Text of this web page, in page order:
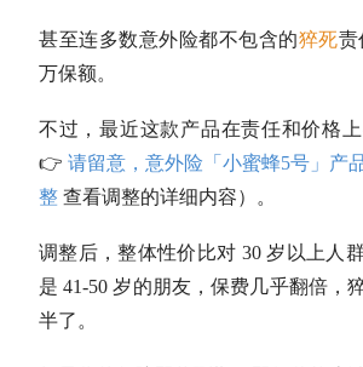
甚至连多数意外险都不包含的猝死责
万保额。
不过，最近这款产品在责任和价格
👉 请留意，意外险「小蜜蜂5号」产
整 查看调整的详细内容）。
调整后，整体性价比对 30 岁以上人
是 41-50 岁的朋友，保费几乎翻倍，
半了。